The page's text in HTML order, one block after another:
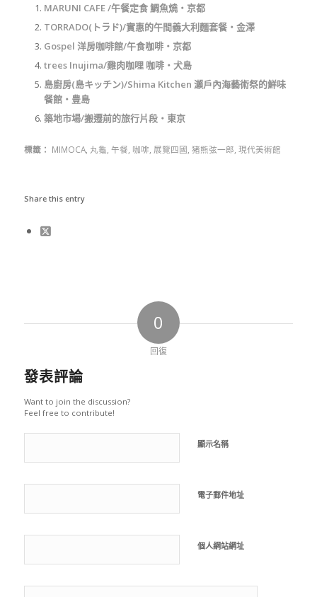
MARUNI CAFE /午餐定食 鯛魚燒‧京都
TORRADO(トラド)/實惠的午間義大利麵套餐‧金澤
Gospel 洋房咖啡館/午食咖啡‧京都
trees Inujima/雞肉咖哩 咖啡‧犬島
島廚房(島キッチン)/Shima Kitchen 瀨戶內海藝術祭的鮮味
餐館‧豊島
築地市場/搬遷前的旅行片段‧東京
標籤： MIMOCA, 丸龜 午餐 咖啡 展覽四國 猪熊弦一郎 現代美術館
Share this entry
0
回復
發表評論
Want to join the discussion?
Feel free to contribute!
顯示名稱
電子郵件地址
個人網站網址